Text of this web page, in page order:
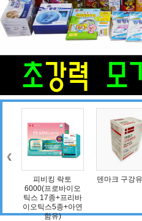
피비킹 락토
6000(프로바이오
틱스 17종+프리바
이오틱스5종+아연
함유)
덴마크 구강유